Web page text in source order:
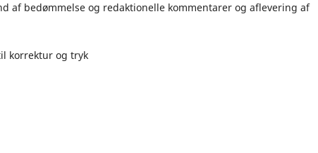
og redaktionelle kommentarer og aflevering af
og tryk